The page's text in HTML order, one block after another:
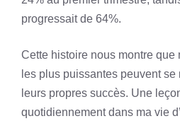
progressait de 64%.
Cette histoire nous montre que
les plus puissantes peuvent
leurs propres succès. Une
quotidiennement dans ma vie